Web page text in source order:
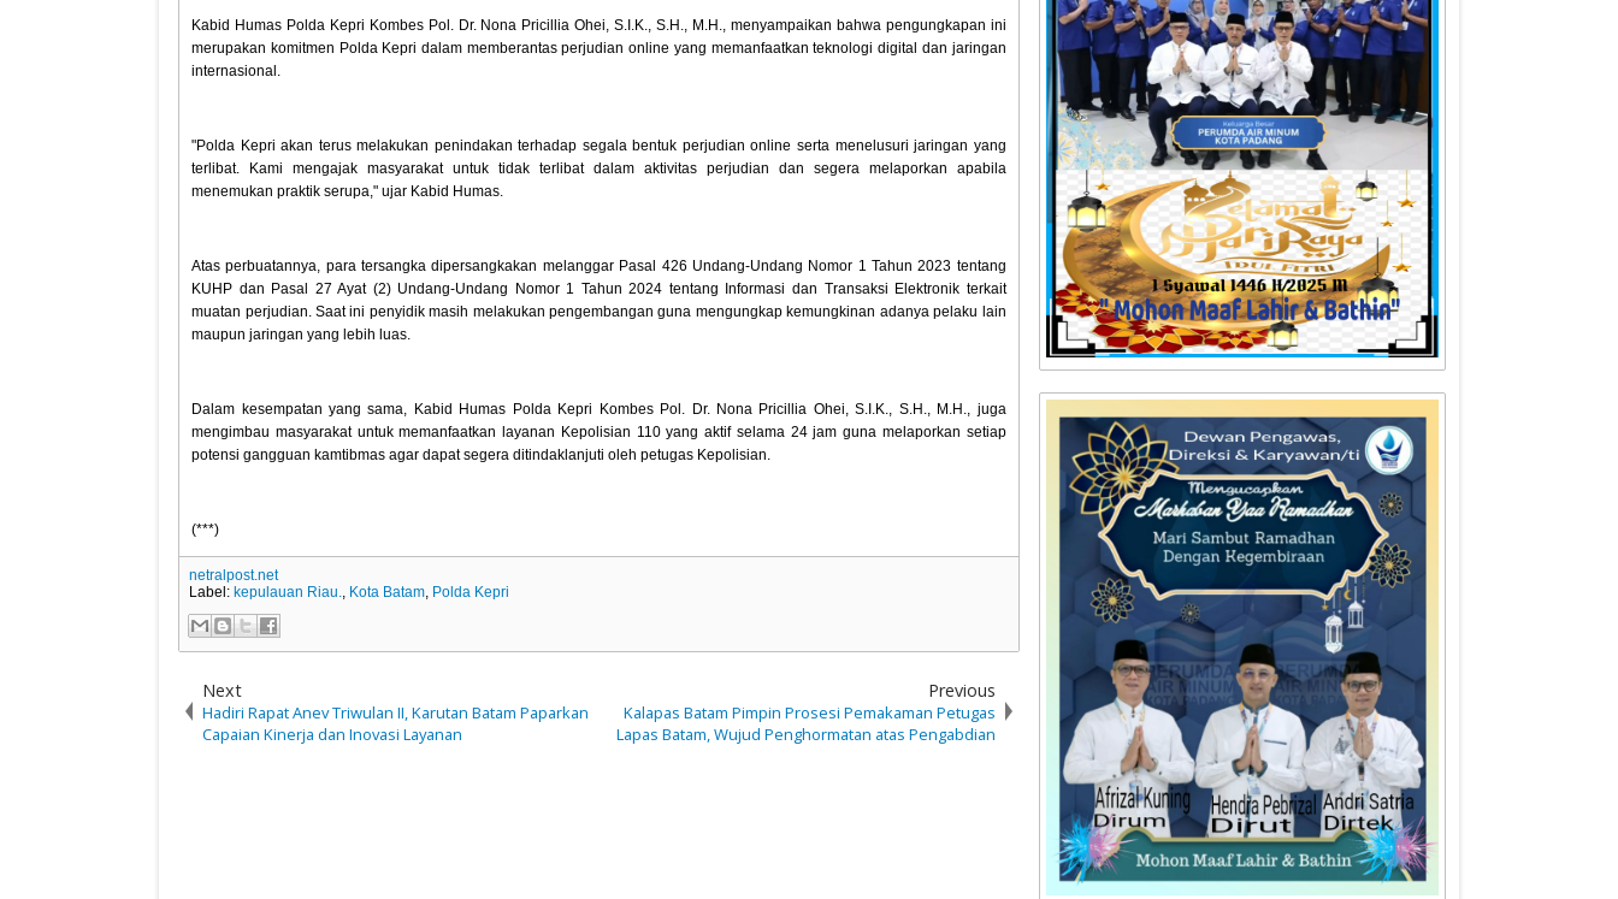
Kabid Humas Polda Kepri Kombes Pol. Dr. Nona Pricillia Ohei, S.I.K., S.H., M.H., menyampaikan bahwa pengungkapan ini
merupakan komitmen Polda Kepri dalam memberantas perjudian online yang memanfaatkan teknologi digital dan jaringan
internasional.
"Polda Kepri akan terus melakukan penindakan terhadap segala bentuk perjudian online serta menelusuri jaringan yang
terlibat. Kami mengajak masyarakat untuk tidak terlibat dalam aktivitas perjudian dan segera melaporkan apabila
menemukan praktik serupa," ujar Kabid Humas.
Atas perbuatannya, para tersangka dipersangkakan melanggar Pasal 426 Undang-Undang Nomor 1 Tahun 2023 tentang
KUHP dan Pasal 27 Ayat (2) Undang-Undang Nomor 1 Tahun 2024 tentang Informasi dan Transaksi Elektronik terkait
muatan perjudian. Saat ini penyidik masih melakukan pengembangan guna mengungkap kemungkinan adanya pelaku lain
maupun jaringan yang lebih luas.
‎Dalam kesempatan yang sama, Kabid Humas Polda Kepri Kombes Pol. Dr. Nona Pricillia Ohei, S.I.K., S.H., M.H., juga
mengimbau masyarakat untuk memanfaatkan layanan Kepolisian 110 yang aktif selama 24 jam guna melaporkan setiap
potensi gangguan kamtibmas agar dapat segera ditindaklanjuti oleh petugas Kepolisian.
‎(***)
netralpost.net
Label:kepulauan Riau., Kota Batam, Polda Kepri
Next
Hadiri Rapat Anev Triwulan II, Karutan Batam Paparkan
Capaian Kinerja dan Inovasi Layanan
Previous
Kalapas Batam Pimpin Prosesi Pemakaman Petugas
Lapas Batam, Wujud Penghormatan atas Pengabdian